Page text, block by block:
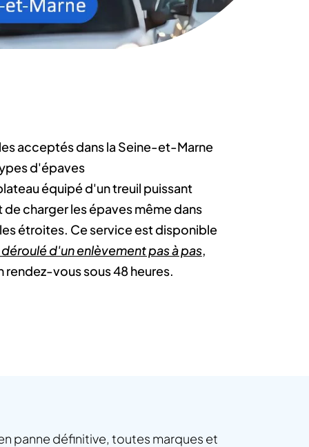
acceptés dans la Seine-et-Marne
d'épaves
équipé d'un treuil puissant
charger les épaves même dans
étroites. Ce service est disponible
d'un enlèvement pas à pas,
rendez-vous sous 48 heures.
panne définitive, toutes marques et